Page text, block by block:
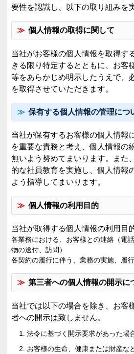
要性を認識し、以下の取り組みを
個人情報の取得に関して
当社がお客様の個人情報を取得す
きる限り特定するとともに、お客
等をあらかじめ明示したうえで、
を取得させていただきます。
保有する個人情報の管理につ
当社が保有するお客様の個人情報
を重要な責務と考え、個人情報の
無いよう努めてまいります。また
的な社員教育を実施し、個人情報
よう指導してまいります。
個人情報の利用目的
当社が取得する個人情報の利用目
各業務における、お客様との連絡（電
物の送付、訪問）
各契約の履行に伴う、業務の実施、履
第三者への個人情報の開示に
当社では以下の場合を除き、お客
者への開示は致しません。
法令に基づく開示要求があった場
お客様の生命、健康または財産な